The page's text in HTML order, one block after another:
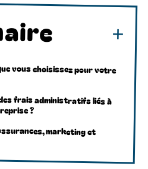
vous choisissez pour votre
frais administratifs liés à
?
marketing et